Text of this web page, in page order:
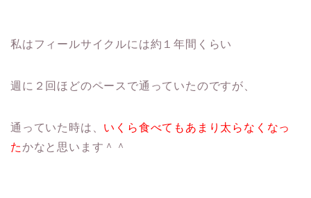
私はフィールサイクルには約１年間くらい
週に２回ほどのペースで通っていたのですが、
通っていた時は、 いくら食べてもあまり太らなくなっ
たかなと思います＾＾